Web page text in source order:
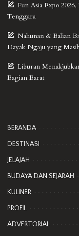
Fun Asia Expo
Tenggara
Nahunan & Balian
Dayak Ngaju yang
Liburan
Bagian Barat
BERANDA
DESTINASI
JELAJAH
BUDAYA DAN SEJARAH
KULINER
PROFIL
ADVERTORIAL